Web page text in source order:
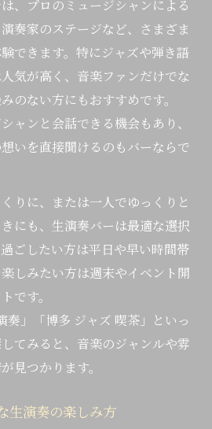
、プロのミュージシャンによる
奏家のステージなど、さまざま
できます。特にジャズや弾き語
気が高く、音楽ファンだけでな
のない方にもおすすめです。
ャンと会話できる機会もあり、
いを直接聞けるのもバーならで
りに、または一人でゆっくりと
にも、生演奏バーは最適な選択
ごしたい方は平日や早い時間帯
しみたい方は週末やイベント開
です。
奏」「博多 ジャズ 喫茶」といっ
てみると、音楽のジャンルや雰
見つかります。
生演奏の楽しみ方